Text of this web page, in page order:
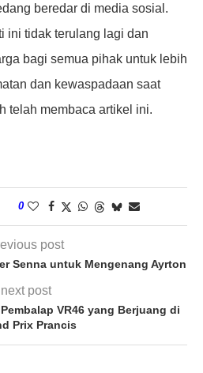
beredar di media sosial.
ini tidak terulang lagi dan
bagi semua pihak untuk lebih
dan kewaspadaan saat
telah membaca artikel ini.
0
post
Senna untuk Mengenang Ayrton
next post
VR46 yang Berjuang di
Prix Prancis